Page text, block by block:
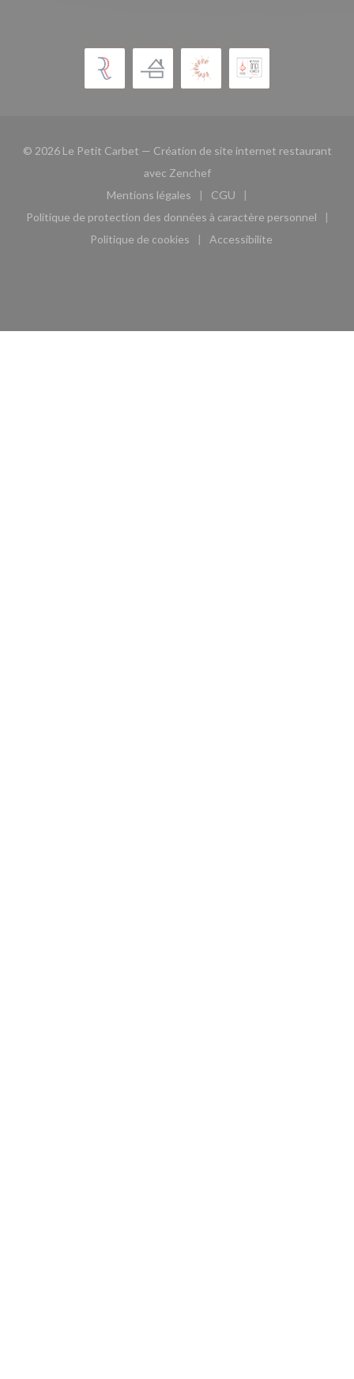
© 2026 Le Petit Carbet — Création de site internet restaurant
avec Zenchef((ouvre une nouvelle
Mentions légales
((ouvre une nouvelle fenêtre))
CGU
((ouvre une nouvelle
Politique de protection des données à caractère personnel
((ouvre une nouvelle fenêtre))
Politique de cookies
((ouvre une nouvelle fenêtre))
Accessibilite